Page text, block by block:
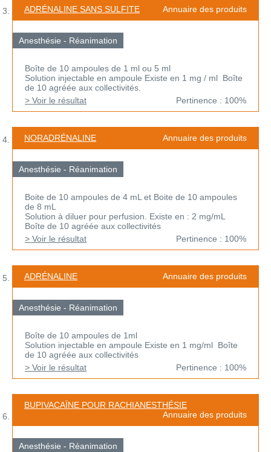
ADRÉNALINE SANS SULFITE Annuaire des produits
Anesthésie - Réanimation
Boîte de 10 ampoules de 1 ml ou 5 ml
Solution injectable en ampoule Existe en 1 mg / ml Boîte
de 10 agréée aux collectivités.
> Voir le résultat
Pertinence : 100%
NORADRÉNALINE Annuaire des produits
Anesthésie - Réanimation
Boite de 10 ampoules de 4 mL et Boite de 10 ampoules
de 8 mL
Solution à diluer pour perfusion. Existe en : 2 mg/mL
Boîte de 10 agréée aux collectivités
> Voir le résultat
Pertinence : 100%
ADRÉNALINE Annuaire des produits
Anesthésie - Réanimation
Boîte de 10 ampoules de 1ml
Solution injectable en ampoule Existe en 1 mg/ml Boîte
de 10 agréée aux collectivités
> Voir le résultat
Pertinence : 100%
BUPIVACAÏNE POUR RACHIANESTHÉSIE
Annuaire des produits
Anesthésie - Réanimation